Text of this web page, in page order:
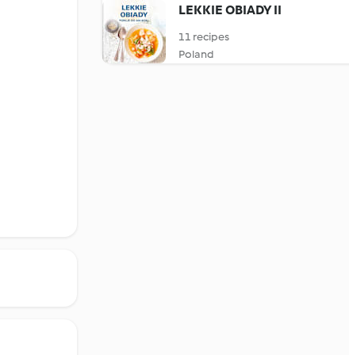
LEKKIE OBIADY II
11 recipes
Poland